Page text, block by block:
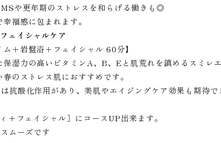
や更年期のストレスを和らげる働きも◎
福感に包まれます。
イシャルケア
＋岩盤浴＋フェイシャル 60分】
湿力の高いビタミンA、B、Eと肌荒れを鎮めるスミレ
のストレス肌におすすめです。
抗酸化作用があり、美肌やエイジングケア効果も期待
+フェイシャル］にコースUP出来ます。
ムーズです